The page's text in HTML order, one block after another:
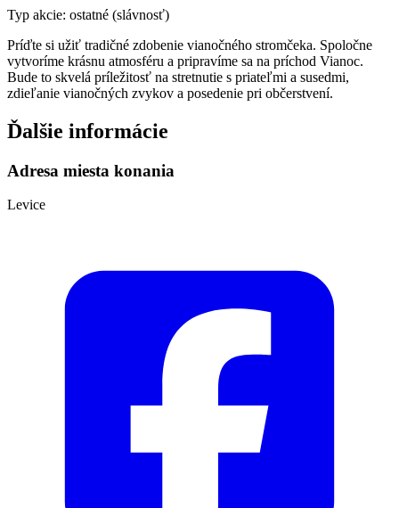
Typ akcie: ostatné (slávnosť)
Príďte si užiť tradičné zdobenie vianočného stromčeka. Spoločne
vytvoríme krásnu atmosféru a pripravíme sa na príchod Vianoc.
Bude to skvelá príležitosť na stretnutie s priateľmi a susedmi,
zdieľanie vianočných zvykov a posedenie pri občerstvení.
Ďalšie informácie
Adresa miesta konania
Levice